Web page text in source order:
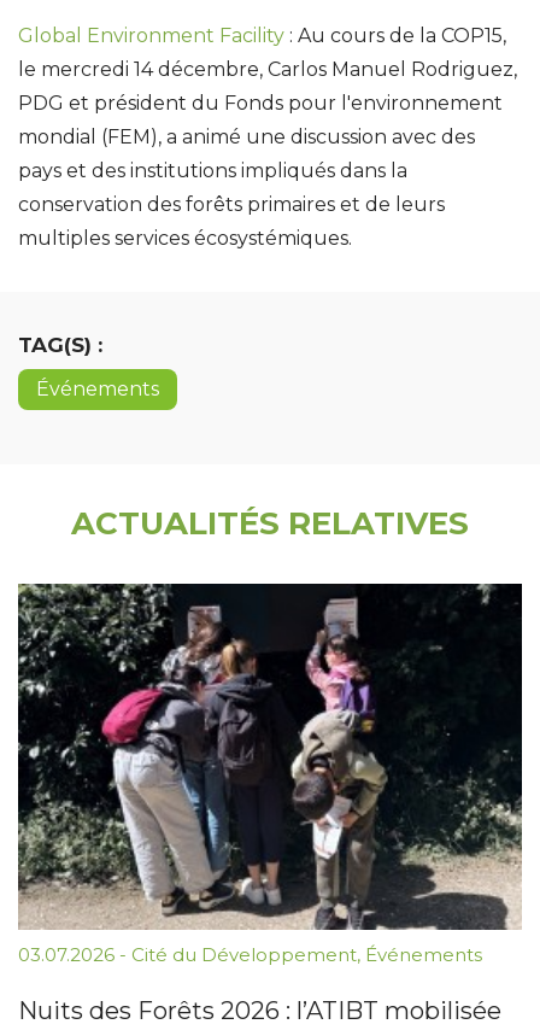
Global Environment Facility : Au cours de la COP15,
le mercredi 14 décembre, Carlos Manuel Rodriguez,
PDG et président du Fonds pour l'environnement
mondial (FEM), a animé une discussion avec des
pays et des institutions impliqués dans la
conservation des forêts primaires et de leurs
multiples services écosystémiques.
TAG(S) :
Événements
ACTUALITÉS RELATIVES
03.07.2026 - Cité du Développement, Événements
Nuits des Forêts 2026 : l’ATIBT mobilisée